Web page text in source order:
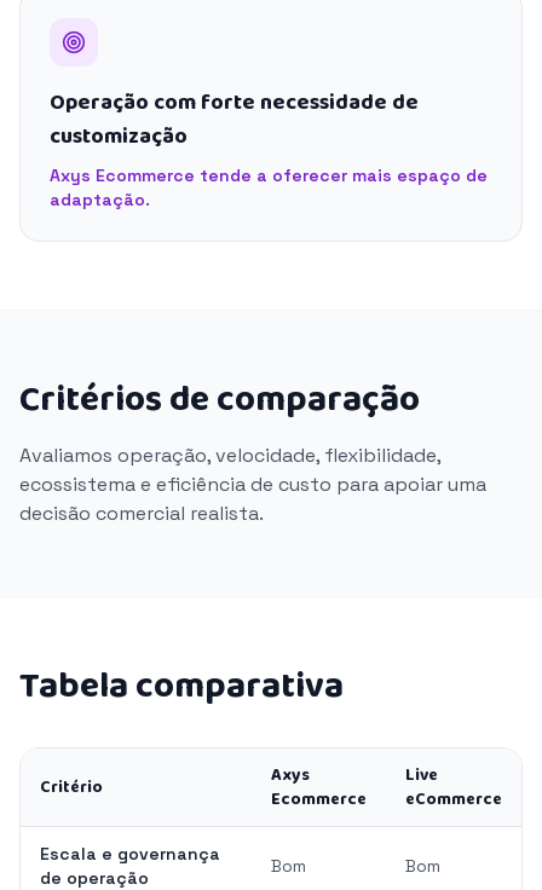
Operação com forte necessidade de
customização
Axys Ecommerce tende a oferecer mais espaço de
adaptação.
Critérios de comparação
Avaliamos operação, velocidade, flexibilidade,
ecossistema e eficiência de custo para apoiar uma
decisão comercial realista.
Tabela comparativa
Critério
Axys
Ecommerce
Live
eCommerce
Escala e governança
de operação
Bom Bom